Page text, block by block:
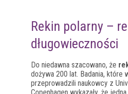
Rekin polarny –
długowieczności
Do niedawna szacowano, że
dożywa 200 lat. Badania, które
przeprowadzili naukowcy z